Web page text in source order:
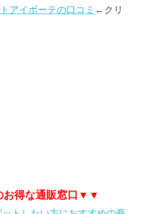
アイボーテの口コミ ←クリ
得な通販窓口▼▼